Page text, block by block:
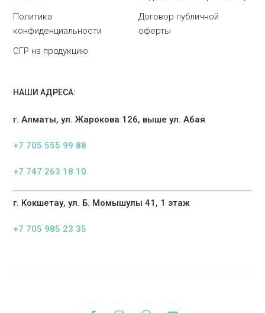
Политика
конфиденциальности
Договор публичной
оферты
СГР на продукцию
НАШИ АДРЕСА:
г. Алматы, ул. Жарокова 126, выше ул. Абая
+7 705 555 99 88
+7 747 263 18 10
г. Кокшетау, ул. Б. Момышулы 41, 1 этаж
+7 705 985 23 35